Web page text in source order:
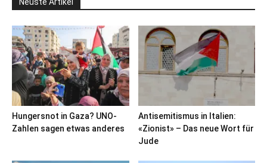
Hungersnot in Gaza? UNO-
Zahlen sagen etwas anderes
Antisemitismus in Italien:
«Zionist» – Das neue Wort für
Jude